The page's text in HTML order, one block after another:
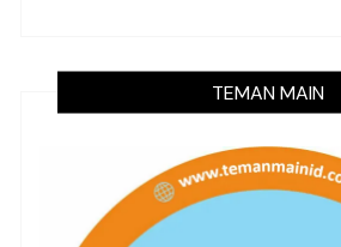
TEMAN MAIN